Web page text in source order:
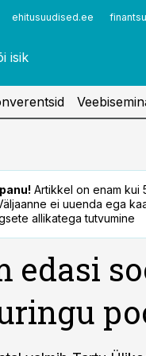
ehitusuudised.ee
Artikkel on enam kui
ei uuenda ega
allikatega tutvumine
edasi